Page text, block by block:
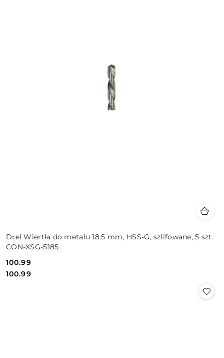
Drel Wiertła do metalu 18.5 mm, HSS-G, szlifowane, 5 szt.
CON-XSG-5185
Cena:
100.99
Cena:
100.99